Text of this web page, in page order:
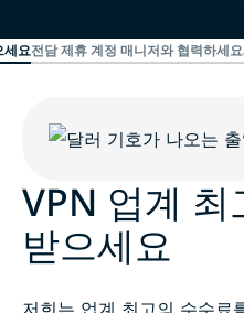
세요전담 제휴 계정 매니저와 협력하세요
세계 최고 프리미엄 VPN
VPN 업계 최
받으세요
저희는 업계 최고의 수수료